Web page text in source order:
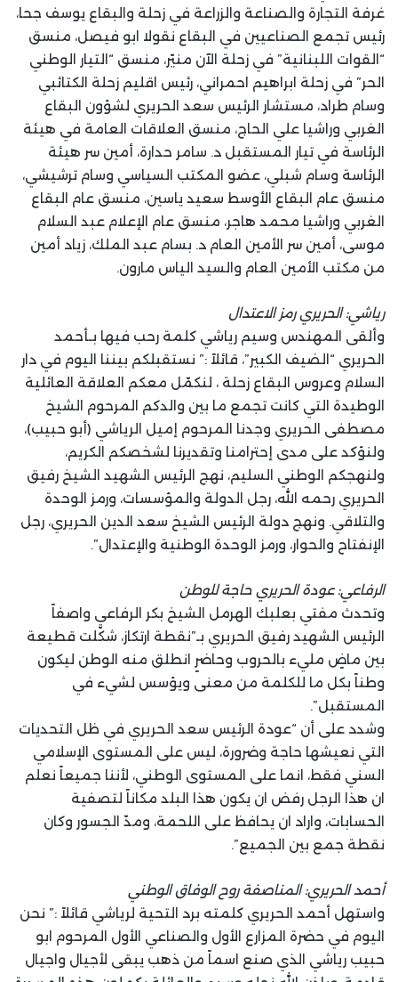
غرفة التجارة والصناعة والزراعة في زحلة والبقاع يوسف جحا،
رئيس تجمع الصناعيين في البقاع نقولا ابو فيصل، منسق
“القوات اللبنانية” في زحلة الآن منيّر، منسق “التيار الوطني
الحر” في زحلة ابراهيم احمراني، رئيس اقليم زحلة الكتائبي
وسام طراد، مستشار الرئيس سعد الحريري لشؤون البقاع
الغربي وراشيا علي الحاج، منسق العلاقات العامة في هيئة
الرئاسة في تيار المستقبل د. سامر حدارة، أمين سر هيئة
الرئاسة وسام شبلي، عضو المكتب السياسي وسام ترشيشي،
منسق عام البقاع الأوسط سعيد ياسين، منسق عام البقاع
الغربي وراشيا محمد هاجر، منسق عام الإعلام عبد السلام
موسى، أمين سر الأمين العام د. بسام عبد الملك، زياد أمين
من مكتب الأمين العام والسيد الياس مارون.
رياشي: الحريري رمز الاعتدال
وألقى المهندس وسيم رياشي كلمة رحب فيها بـأحمد
الحريري “الضيف الكبير”، قائلاً :” نستقبلكم بيننا اليوم في دار
السلام وعروس البقاع زحلة ، لنكمّل معكم العلاقة العائلية
الوطيدة التي كانت تجمع ما بين والدكم المرحوم الشيخ
مصطفى الحريري وجدنا المرحوم إميل الرياشي (أبو حبيب)،
ولنؤكد على مدى إحترامنا وتقديرنا لشخصكم الكريم،
ولنهجكم الوطني السليم، نهج الرئيس الشهيد الشيخ رفيق
الحريري رحمه الله، رجل الدولة والمؤسسات، ورمز الوحدة
والتلاقي. ونهج دولة الرئيس الشيخ سعد الدين الحريري، رجل
الإنفتاح والحوار، ورمز الوحدة الوطنية والإعتدال”.
الرفاعي: عودة الحريري حاجة للوطن
وتحدث مفتي بعلبك الهرمل الشيخ بكر الرفاعي واصفاً
الرئيس الشهيد رفيق الحريري بـ”نقطة ارتكاز، شكّلت قطيعة
بين ماضٍ مليء بالحروب وحاضرٍ انطلق منه الوطن ليكون
وطناً بكل ما للكلمة من معنى ويؤسس لشيء في
المستقبل”.
وشدد على أن “عودة الرئيس سعد الحريري في ظل التحديات
التي نعيشها حاجة وضرورة، ليس على المستوى الإسلامي
السني فقط، انما على المستوى الوطني، لأننا جميعاً نعلم
ان هذا الرجل رفض ان يكون هذا البلد مكاناً لتصفية
الحسابات، واراد ان يحافظ على اللحمة، ومدّ الجسور وكان
نقطة جمع بين الجميع”.
أحمد الحريري: المناصفة روح الوفاق الوطني
واستهل أحمد الحريري كلمته برد التحية لرياشي قائلاً :” نحن
اليوم في حضرة المزارع الأول والصناعي الأول المرحوم ابو
حبيب رياشي الذي صنع اسماً من ذهب يبقى لأجيال واجيال